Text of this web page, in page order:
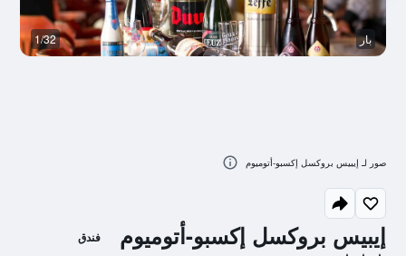
إيبيس بروكسل إكسبو-أتوميوم فندق
بار 1/32
صور لـ إيبيس بروكسل إكسبو-أتوميوم